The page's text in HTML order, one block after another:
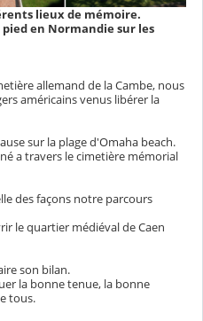
lieux de mémoire.
en Normandie sur les
allemand de la Cambe, nous
américains venus libérer la
sur la plage d'Omaha beach.
a travers le cimetière mémorial
des façons notre parcours
le quartier médiéval de Caen
son bilan.
la bonne tenue, la bonne
tous.